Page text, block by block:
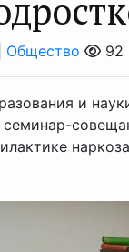
Общество 92
и
семинар-